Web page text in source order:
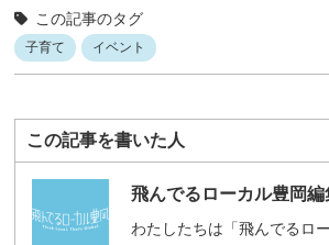
この記事のタグ
子育て イベント
この記事を書いた人
飛んでるローカル豊岡編
わたしたちは「飛んでるロ